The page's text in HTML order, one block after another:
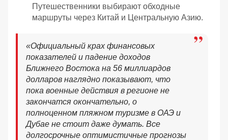
Путешественники выбирают обходные
маршруты через Китай и Центральную Азию.
«Официальный крах финансовых
показателей и падение доходов
Ближнего Востока на 56 миллиардов
долларов наглядно показывают, что
пока военные действия в регионе не
закончатся окончательно, о
полноценном пляжном туризме в ОАЭ и
Дубае не стоит даже думать. Все
долгосрочные оптимистичные прогнозы